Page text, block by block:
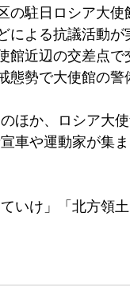
の駐日ロシア大使
による抗議活動
館近辺の交差点で
態勢で大使館の警
ほか、ロシア大
車や運動家が集
いけ」「北方領